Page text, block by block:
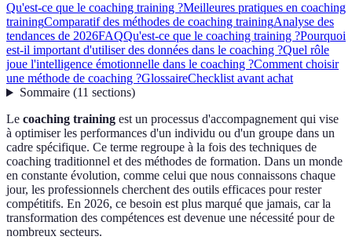
Qu'est-ce que le coaching training ?Meilleures pratiques en coaching
trainingComparatif des méthodes de coaching trainingAnalyse des
tendances de 2026FAQQu'est-ce que le coaching training ?Pourquoi
est-il important d'utiliser des données dans le coaching ?Quel rôle
joue l'intelligence émotionnelle dans le coaching ?Comment choisir
une méthode de coaching ?GlossaireChecklist avant achat
Sommaire(11 sections)
Le coaching training est un processus d'accompagnement qui vise
à optimiser les performances d'un individu ou d'un groupe dans un
cadre spécifique. Ce terme regroupe à la fois des techniques de
coaching traditionnel et des méthodes de formation. Dans un monde
en constante évolution, comme celui que nous connaissons chaque
jour, les professionnels cherchent des outils efficaces pour rester
compétitifs. En 2026, ce besoin est plus marqué que jamais, car la
transformation des compétences est devenue une nécessité pour de
nombreux secteurs.